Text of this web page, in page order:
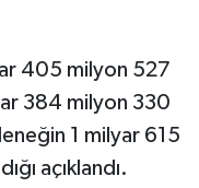
405 milyon 527
384 milyon 330
1 milyar 615
açıklandı.